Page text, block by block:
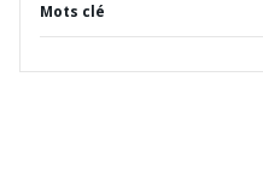
Mots clé